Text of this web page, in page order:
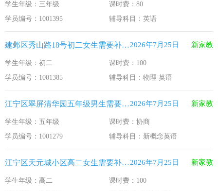
学生年级：三年级
课时费：80
学员编号：1001395
辅导科目：英语
建邺区秀山路18号初二女生需要补习物理 英语2026年7月25日 新家教
学生年级：初二
课时费：100
学员编号：1001385
辅导科目：物理 英语
江宁区翠屏清华园五年级男生需要补习新概念英语2026年7月25日 新家教
学生年级：五年级
课时费：协商
学员编号：1001279
辅导科目：新概念英语
江宁区天元城小区高二女生需要补习政治 历史2026年7月25日 新家教
学生年级：高二
课时费：100